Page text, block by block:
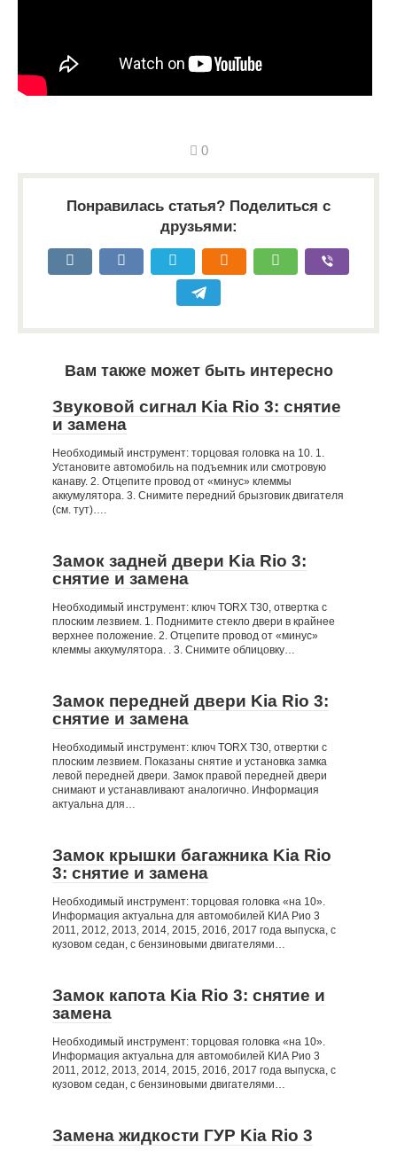
0
Понравилась статья? Поделиться с
друзьями:
Вам также может быть интересно
Звуковой сигнал Kia Rio 3: снятие
и замена
Необходимый инструмент: торцовая головка на 10. 1.
Установите автомобиль на подъемник или смотровую
канаву. 2. Отцепите провод от «минус» клеммы
аккумулятора. 3. Снимите передний брызговик двигателя
(см. тут)….
Замок задней двери Kia Rio 3:
снятие и замена
Необходимый инструмент: ключ TORX Т30, отвертка с
плоским лезвием. 1. Поднимите стекло двери в крайнее
верхнее положение. 2. Отцепите провод от «минус»
клеммы аккумулятора. . 3. Снимите облицовку…
Замок передней двери Kia Rio 3:
снятие и замена
Необходимый инструмент: ключ TORX Т30, отвертки с
плоским лезвием. Показаны снятие и установка замка
левой передней двери. Замок правой передней двери
снимают и устанавливают аналогично. Информация
актуальна для…
Замок крышки багажника Kia Rio
3: снятие и замена
Необходимый инструмент: торцовая головка «на 10».
Информация актуальна для автомобилей КИА Рио 3
2011, 2012, 2013, 2014, 2015, 2016, 2017 года выпуска, с
кузовом седан, с бензиновыми двигателями…
Замок капота Kia Rio 3: снятие и
замена
Необходимый инструмент: торцовая головка «на 10».
Информация актуальна для автомобилей КИА Рио 3
2011, 2012, 2013, 2014, 2015, 2016, 2017 года выпуска, с
кузовом седан, с бензиновыми двигателями…
Замена жидкости ГУР Kia Rio 3